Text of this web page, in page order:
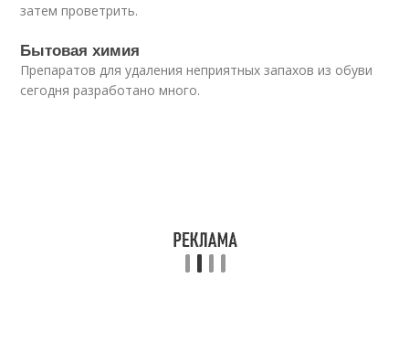
затем проветрить.
Бытовая химия
Препаратов для удаления неприятных запахов из обуви
сегодня разработано много.